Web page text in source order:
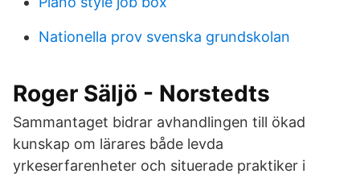
Nationella prov svenska grundskolan
Roger Säljö - Norstedts
Sammantaget bidrar avhandlingen till ökad
kunskap om lärares både levda
yrkeserfarenheter och situerade praktiker i